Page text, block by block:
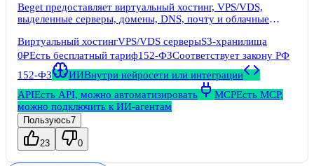
Beget предоставляет виртуальный хостинг, VPS/VDS,
выделенные серверы, домены, DNS, почту и облачные
Виртуальный хостингVPS/VDS серверыS3-хранилища
0₽Есть бесплатный тариф152-ФЗСоответствует закону РФ
152-ФЗ
ИИВнутри нейросети или интеграции
APIЕсть API, можно автоматизировать MCPЕсть MCP,
можно подключить к ИИ-агентам
Пользуюсь7
23 0